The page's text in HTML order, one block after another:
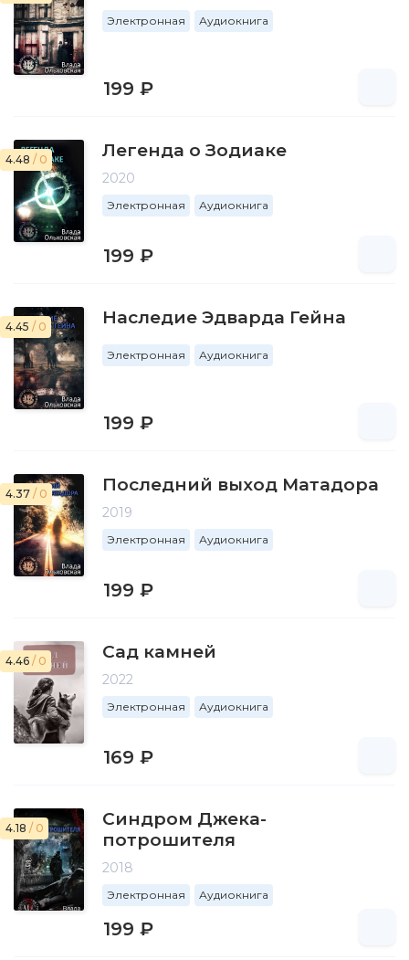
Электронная Аудиокнига
199 ₽
4.48 / 0 Легенда о Зодиаке
2020
Электронная Аудиокнига
199 ₽
4.45 / 0 Наследие Эдварда Гейна
Электронная Аудиокнига
199 ₽
4.37 / 0 Последний выход Матадора
2019
Электронная Аудиокнига
199 ₽
4.46 / 0 Сад камней
2022
Электронная Аудиокнига
169 ₽
4.18 / 0
Синдром Джека-
потрошителя
2018
Электронная Аудиокнига
199 ₽